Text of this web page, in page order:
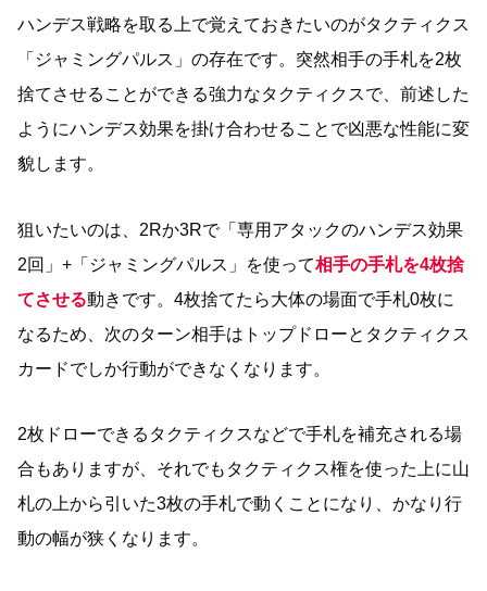
ハンデス戦略を取る上で覚えておきたいのがタクティクス
「ジャミングパルス」の存在です。突然相手の手札を2枚
捨てさせることができる強力なタクティクスで、前述した
ようにハンデス効果を掛け合わせることで凶悪な性能に変
貌します。
狙いたいのは、2Rか3Rで「専用アタックのハンデス効果
2回」+「ジャミングパルス」を使って相手の手札を4枚捨
てさせる動きです。4枚捨てたら大体の場面で手札0枚に
なるため、次のターン相手はトップドローとタクティクス
カードでしか行動ができなくなります。
2枚ドローできるタクティクスなどで手札を補充される場
合もありますが、それでもタクティクス権を使った上に山
札の上から引いた3枚の手札で動くことになり、かなり行
動の幅が狭くなります。